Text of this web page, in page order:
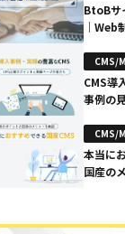
BtoBサ
｜Web
CMS/
CMS導
事例の
CMS/
本当に
国産の